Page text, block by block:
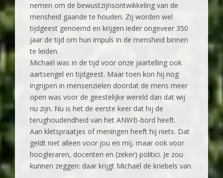
nemen om de bewustzijnsontwikkeling van de
mensheid gaande te houden. Zij worden wel
tijdgeest genoemd en krijgen ieder ongeveer 350
jaar de tijd om hun impuls in de mensheid binnen
te leiden.
Michaël was in de tijd voor onze jaartelling ook
aartsengel en tijdgeest. Maar toen kon hij nog
ingrijpen in mensenzielen doordat de mens meer
open was voor de geestelijke wereld dan dat wij
nu zijn. Nu is het de eerste keer dat hij de
terughoudendheid van het ANWB-bord heeft.
Aan kletspraatjes of meningen heeft hij niets. Dat
geldt niet alleen voor jou en mij, maar ook voor
hoogleraren, docenten en (zeker) politici. Je zou
kunnen zeggen: daar krijgt Michaël de kriebels van.